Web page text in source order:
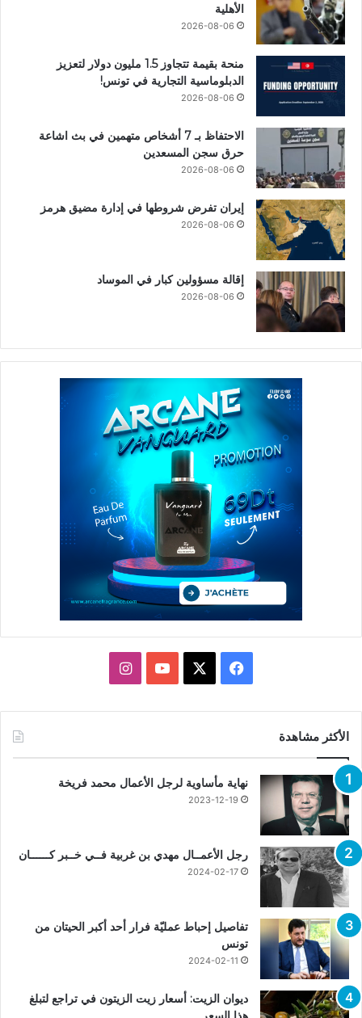
الأهلية
2026-08-06
منحة بقيمة تتجاوز 1.5 مليون دولار لتعزيز
الدبلوماسية التجارية في تونس!
2026-08-06
الاحتفاظ بـ 7 أشخاص متهمين في بث اشاعة
حرق سجن المسعدين
2026-08-06
إيران تفرض شروطها في إدارة مضيق هرمز
2026-08-06
إقالة مسؤولين كبار في الموساد
2026-08-06
فيسبوك يوتيوبانستقرام
الأكثر مشاهدة
نهاية مأساوية لرجل الأعمال محمد فريخة
2023-12-19
رجل الأعمــال مهدي بن غربية فــي خــبر كــــــان
2024-02-17
تفاصيل إحباط عمليّة فرار أحد أكبر الحيتان من
تونس
2024-02-11
ديوان الزيت: أسعار زيت الزيتون في تراجع لتبلغ